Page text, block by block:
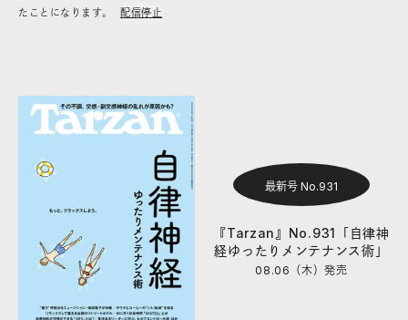
たことになります。
配信停止
最新号 No.931
『Tarzan』No.931「自律神
経ゆったりメンテナンス術」
08.06（木）発売